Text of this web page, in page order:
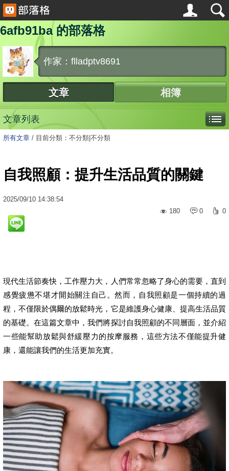
6afb91ba 的部落格
作家：flladptv8691
文章 相簿
文章列表
所有文章 / 目前分類：不分類|不分類
自我照顧：提升生活品質的關鍵
2025/09/10 14:38:54
180
0 0
現代生活節奏快，工作壓力大，人們常常忽略了身心的需要，直到
感覺疲憊不堪才開始關注自己。然而，自我照顧是一個持續的過
程，不僅限於偶爾的放鬆時光，它是維護身心健康、提高生活品質
的基礎。在這篇文章中，我們將探討自我照顧的不同層面，並介紹
一些能幫助放鬆與舒緩壓力的按摩服務，這些方法不僅能提升健
康，還能讓我們的生活更加充實。